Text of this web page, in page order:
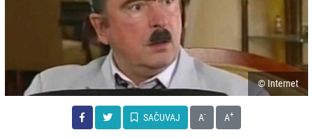
© Internet
SAČUVAJ A- A+